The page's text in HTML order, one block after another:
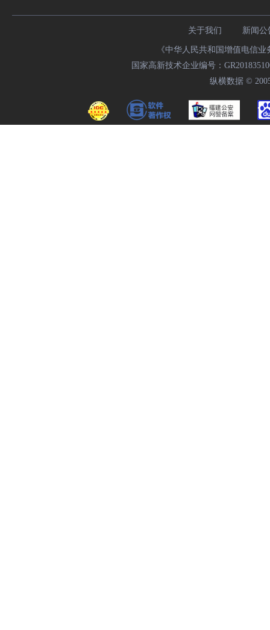
关于我们 新闻公
《中华人民共和国增值电信
国家高新技术企业编号：
纵横数据 ©